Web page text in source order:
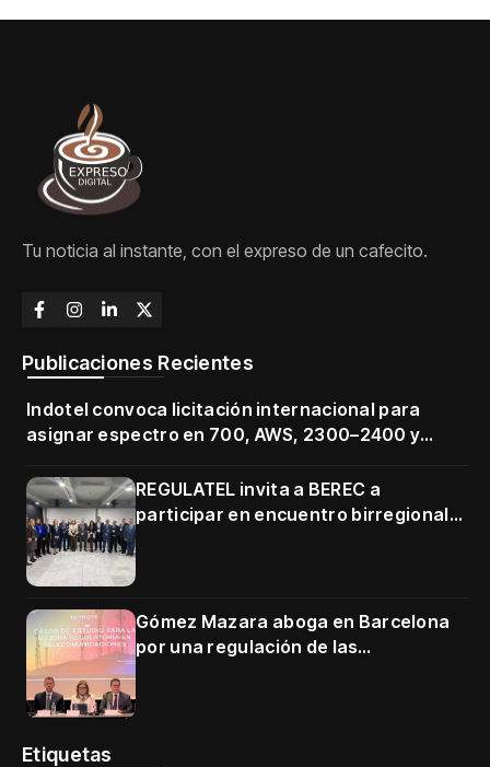
Tu noticia al instante, con el expreso de un cafecito.
Publicaciones Recientes
Indotel convoca licitación internacional para
asignar espectro en 700, AWS, 2300–2400 y
REGULATEL invita a BEREC a
participar en encuentro birregional
Gómez Mazara aboga en Barcelona
por una regulación de las
Etiquetas